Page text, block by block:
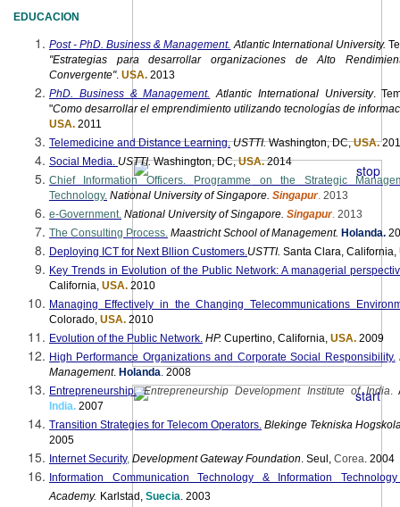
EDUCACION
Post - PhD. Business & Management. Atlantic International University.
"Estrategias para desarrollar organizaciones de Alto
Convergente". USA. 2013
PhD. Business & Management.
Atlantic International University.
"Como desarrollar el emprendimiento utilizando tecnologías de
USA. 2011
Telemedicine and Distance Learning. USTTI.Washington, DC,USA.
Social Media. USTTI.Washington, DC,USA.2014
Chief Information Officers. Programme on the Strategic
Technology. National University of Singapore. Singapur. 2013
e-Government. National University of Singapore. Singapur. 2013
The Consulting Process. Maastricht School of Management. Holanda.
Deploying ICT for Next Bllion Customers. USTTI. Santa Clara, California,
Key Trends in Evolution of the Public Network: A managerial
California, USA. 2010
Managing Effectively in the Changing Telecommunications
Colorado, USA. 2010
Evolution of the Public Network. HP. Cupertino, California, USA. 2009
High Performance Organizations and Corporate Social Responsibility.
Management. Holanda 2008
Entrepreneurship. Entrepreneurship Development Institute of India
India. 2007
Transition Strategies for Telecom Operators. Blekinge Tekniska
2005
Internet Security, Development Gateway Foundation Seul Corea . 2004
Information Communication Technology & Information
Academy. Karlstad, Suecia 2003